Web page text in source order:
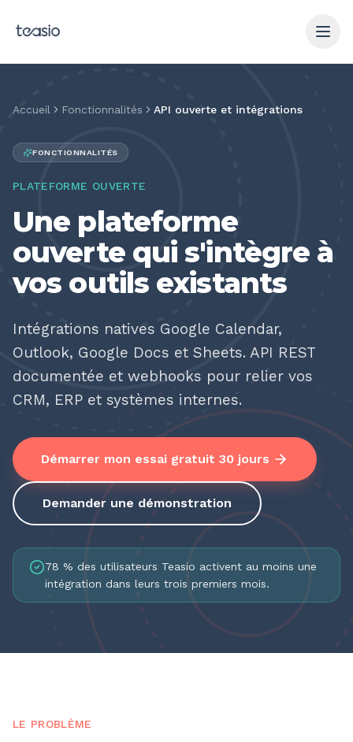
Accueil Fonctionnalités API ouverte et intégrations
FONCTIONNALITÉS
PLATEFORME OUVERTE
Une plateforme
ouverte qui s'intègre à
vos outils existants
Intégrations natives Google Calendar,
Outlook, Google Docs et Sheets. API REST
documentée et webhooks pour relier vos
CRM, ERP et systèmes internes.
Démarrer mon essai gratuit 30 jours
Demander une démonstration
78 % des utilisateurs Teasio activent au moins une
intégration dans leurs trois premiers mois.
LE PROBLÈME